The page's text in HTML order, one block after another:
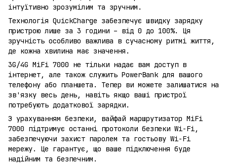
інтуїтивно зрозумілим та зручним.
Технологія QuickCharge забезпечує швидку зарядку
пристрою лише за 3 години – від 0 до 100%. Ця
зручність особливо важлива в сучасному ритмі життя,
де кожна хвилина має значення.
3G/4G MiFi 7000 не тільки надає вам доступ в
інтернет, але також служить PowerBank для вашого
телефону або планшета. Тепер ви можете залишатися на
зв'язку весь день, навіть якщо ваші пристрої
потребують додаткової зарядки.
З урахуванням безпеки, вайфай маршрутизатор MiFi
7000 підтримує останні протоколи безпеки Wi-Fi,
забезпечуючи захист паролем та гостьову Wi-Fi
мережу. Це гарантує, що ваше підключення буде
надійним та безпечним.